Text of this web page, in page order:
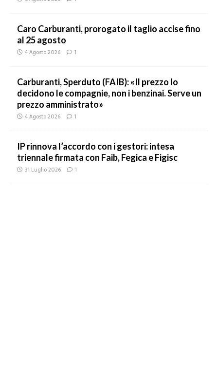
Caro Carburanti, prorogato il taglio accise fino
al 25 agosto
4 Agosto 2026 1
Carburanti, Sperduto (FAIB): «Il prezzo lo
decidono le compagnie, non i benzinai. Serve un
prezzo amministrato»
4 Agosto 2026 1
IP rinnova l’accordo con i gestori: intesa
triennale firmata con Faib, Fegica e Figisc
31 Luglio 2026 1